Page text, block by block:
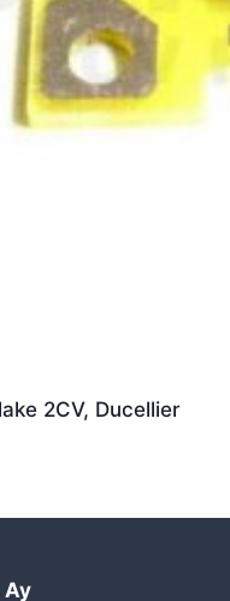
2CV, Ducellier
Ay